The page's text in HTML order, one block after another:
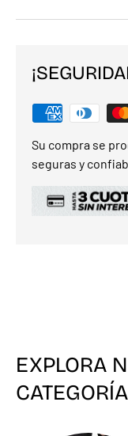
Su compra se
seguras y
EXPLORA